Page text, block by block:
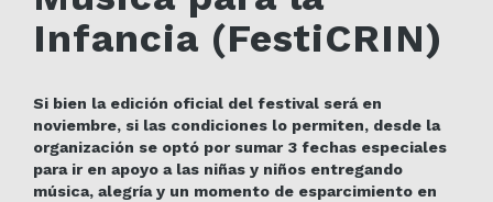
Infancia (FestiCRIN)
Si bien la edición oficial del festival será en
noviembre, si las condiciones lo permiten, desde la
organización se optó por sumar 3 fechas especiales
para ir en apoyo a las niñas y niños entregando
música, alegría y un momento de esparcimiento en